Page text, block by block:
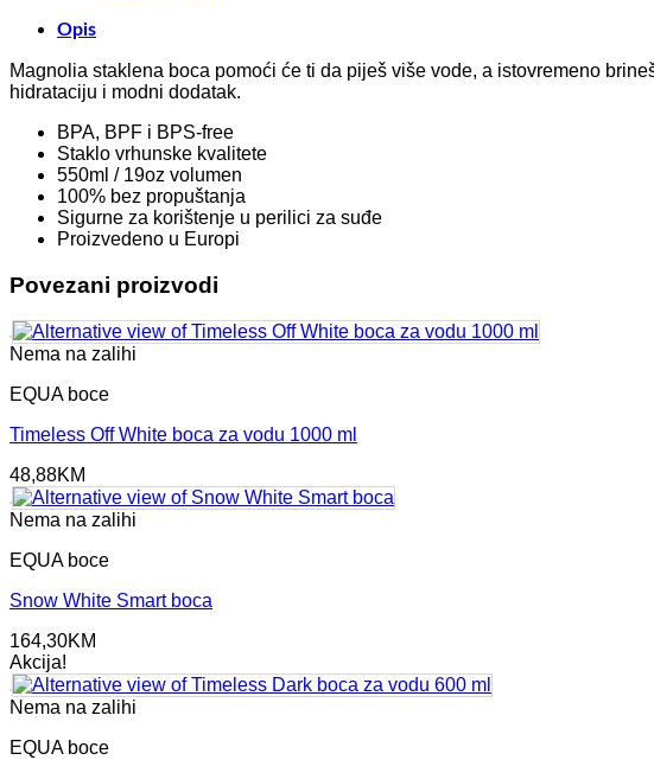
Opis
Magnolia staklena boca pomoći će ti da piješ više vode, a istovremeno
hidrataciju i modni dodatak.
BPA, BPF i BPS-free
Staklo vrhunske kvalitete
550ml / 19oz volumen
100% bez propuštanja
Sigurne za korištenje u perilici za suđe
Proizvedeno u Europi
Povezani proizvodi
Nema na zalihi
EQUA boce
Timeless Off White boca za vodu 1000 ml
48,88KM
Nema na zalihi
EQUA boce
Snow White Smart boca
164,30KM
Akcija!
Nema na zalihi
EQUA boce